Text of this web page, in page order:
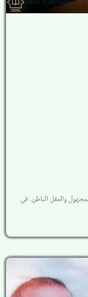
والعقل الباطن. في